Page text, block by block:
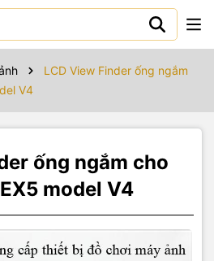
LCD View Finder ống ngắm
V4
ống ngắm cho
model V4